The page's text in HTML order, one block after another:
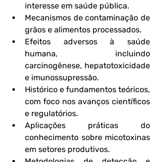
interesse em saúde pública.
Mecanismos de contaminação de
grãos e alimentos processados.
Efeitos adversos à saúde
humana, incluindo
carcinogênese, hepatotoxicidade
e imunossupressão.
Histórico e fundamentos teóricos,
com foco nos avanços científicos
e regulatórios.
Aplicações práticas do
conhecimento sobre micotoxinas
em setores produtivos.